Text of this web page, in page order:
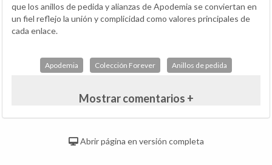
que los anillos de pedida y alianzas de Apodemia se conviertan en
un fiel reflejo la unión y complicidad como valores principales de
cada enlace.
Apodemia Colección Forever Anillos de pedida
Mostrar comentarios +
Abrir página en versión completa